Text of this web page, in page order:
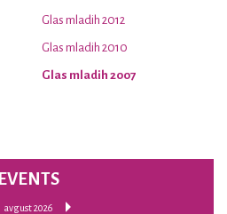
Glas mladih 2012
Glas mladih 2010
Glas mladih 2007
EVENTS
avgust 2026